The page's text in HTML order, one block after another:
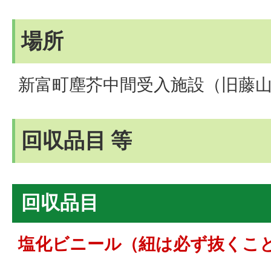
場所
新富町塵芥中間受入施設（旧藤
回収品目 等
回収品目
塩化ビニール（紐は必ず抜くこ